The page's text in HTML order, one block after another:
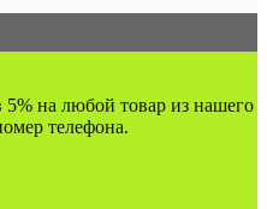
на любой товар из нашего
телефона.